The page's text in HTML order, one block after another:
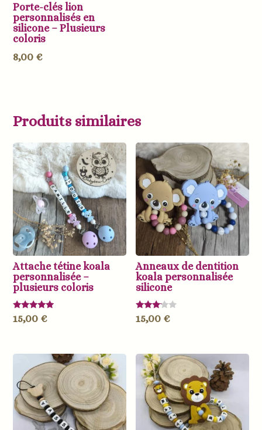
Porte-clés lion
personnalisés en
silicone – Plusieurs
coloris
8,00 €
Produits similaires
Attache tétine koala
personnalisée –
plusieurs coloris
Note
5.00
15,00 €
Anneaux de dentition
koala personnalisée
silicone
Note
3.00
15,00 €